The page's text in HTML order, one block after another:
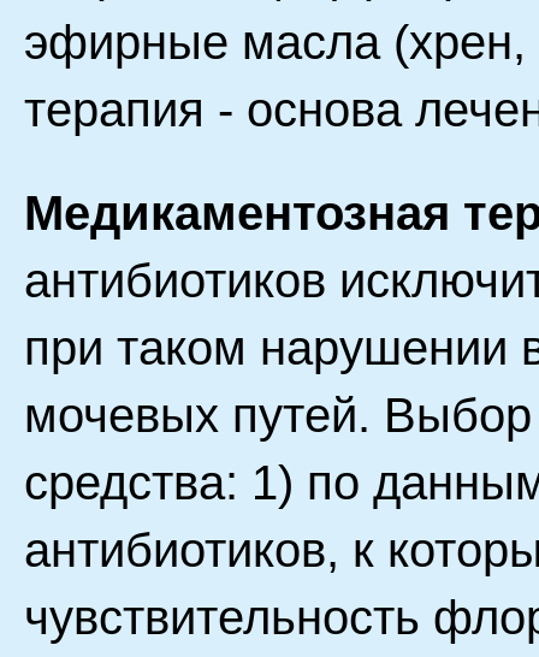
эфирные масла (хрен,
терапия - основа
Медикаментозная
антибиотиков
при таком нарушении
мочевых путей. Выбор
средства: 1) по
антибиотиков, к
чувствительность